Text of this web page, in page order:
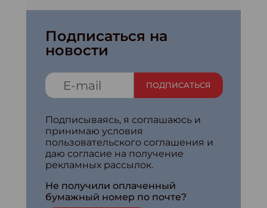
Подписаться на
новости
ПОДПИСАТЬСЯ
Подписываясь, я соглашаюсь и
принимаю условия
пользовательского соглашения и
даю согласие на получение
рекламных рассылок.
Не получили оплаченный
бумажный номер по почте?